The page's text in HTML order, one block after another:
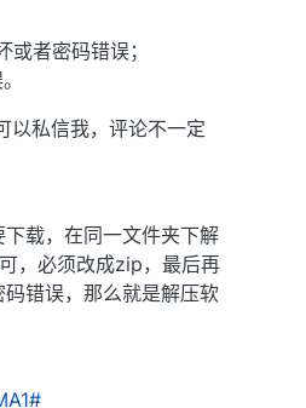
者密码错误；
以私信我，评论不一定
载，在同一文件夹下解
，必须改成zip，最后再
错误，那么就是解压软